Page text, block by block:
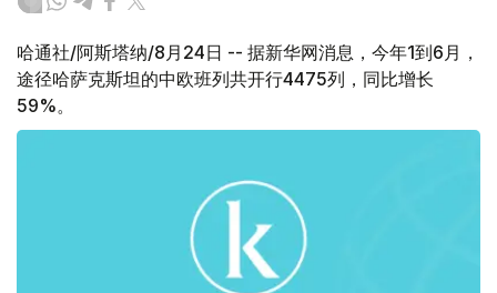
哈通社/阿斯塔纳/8月24日 -- 据新华网消息，今年1到6月，
途径哈萨克斯坦的中欧班列共开行4475列，同比增长
59%。